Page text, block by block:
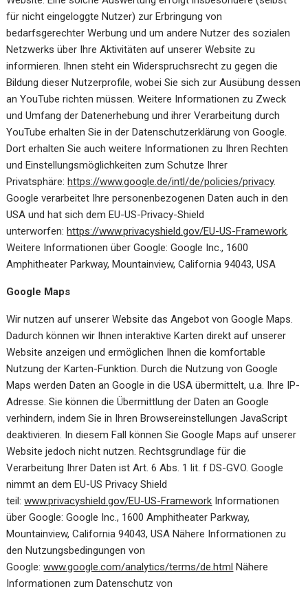
für nicht eingeloggte Nutzer) zur Erbringung von
bedarfsgerechter Werbung und um andere Nutzer des sozialen
Netzwerks über Ihre Aktivitäten auf unserer Website zu
informieren. Ihnen steht ein Widerspruchsrecht zu gegen die
Bildung dieser Nutzerprofile, wobei Sie sich zur Ausübung dessen
an YouTube richten müssen. Weitere Informationen zu Zweck
und Umfang der Datenerhebung und ihrer Verarbeitung durch
YouTube erhalten Sie in der Datenschutzerklärung von Google.
Dort erhalten Sie auch weitere Informationen zu Ihren Rechten
und Einstellungsmöglichkeiten zum Schutze Ihrer
Privatsphäre:https://www.google.de/intl/de/policies/privacy.
Google verarbeitet Ihre personenbezogenen Daten auch in den
USA und hat sich dem EU-US-Privacy-Shield
unterworfen:https://www.privacyshield.gov/EU-US-Framework.
Weitere Informationen über Google: Google Inc., 1600
Amphitheater Parkway, Mountainview, California 94043, USA
Google Maps
Wir nutzen auf unserer Website das Angebot von Google Maps.
Dadurch können wir Ihnen interaktive Karten direkt auf unserer
Website anzeigen und ermöglichen Ihnen die komfortable
Nutzung der Karten-Funktion. Durch die Nutzung von Google
Maps werden Daten an Google in die USA übermittelt, u.a. Ihre IP-
Adresse. Sie können die Übermittlung der Daten an Google
verhindern, indem Sie in Ihren Browsereinstellungen JavaScript
deaktivieren. In diesem Fall können Sie Google Maps auf unserer
Website jedoch nicht nutzen. Rechtsgrundlage für die
Verarbeitung Ihrer Daten ist Art. 6 Abs. 1 lit. f DS-GVO. Google
nimmt an dem EU-US Privacy Shield
teil:www.privacyshield.gov/EU-US-Framework Informationen
über Google: Google Inc., 1600 Amphitheater Parkway,
Mountainview, California 94043, USA Nähere Informationen zu
den Nutzungsbedingungen von
Google:www.google.com/analytics/terms/de.html Nähere
Informationen zum Datenschutz von